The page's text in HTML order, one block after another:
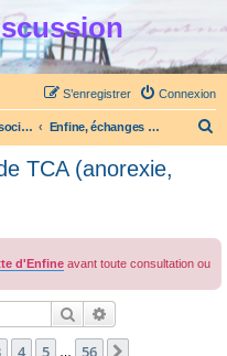
Connexion
S’enregistrer
Forum de l'association Enfine Enfine, échanges et entraide TCA (anorexie, boulimie)
c
TCA (anorexie,
d'Enfine avant toute consultation ou
Rechercher
56 4 5 56